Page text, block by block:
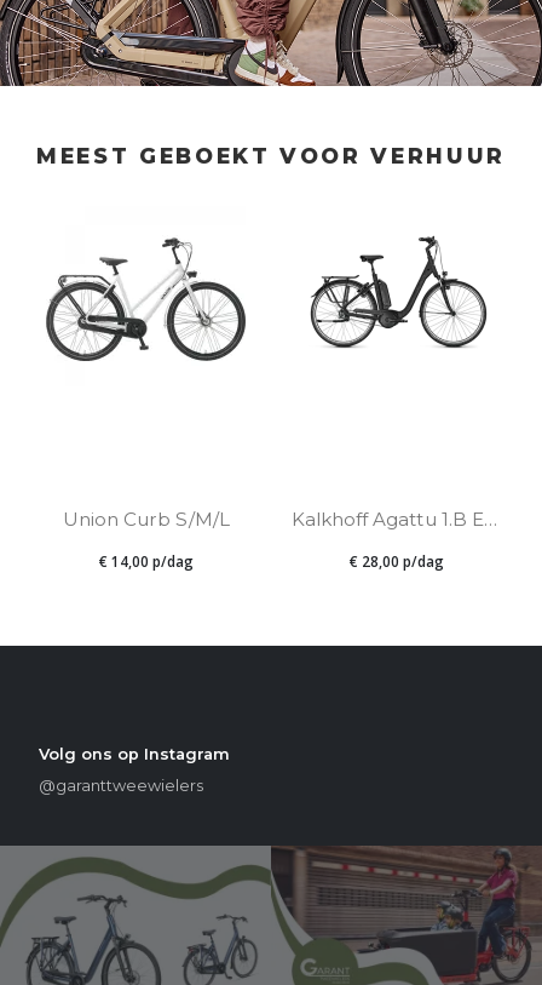
MEEST GEBOEKT VOOR VERHUUR
Union Curb S/M/L
€ 14,00 p/dag
Kalkhoff Agattu 1.B Excite S/M/L/XL
€ 28,00 p/dag
Volg ons op Instagram
@garanttweewielers